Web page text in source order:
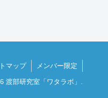
マップ メンバー限定
渡部研究室「ワタラボ」.